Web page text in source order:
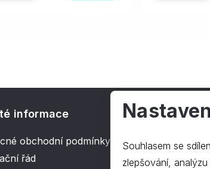
informace
obchodní podmínky
řád
O společnosti
Kontakt
O nás
Souhlasem se
zlepšování, analýzu a